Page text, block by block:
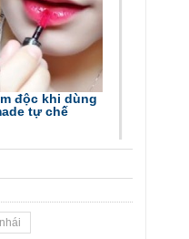
độc khi dùng
tự chế